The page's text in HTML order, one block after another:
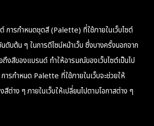
การกำหนดชุดสี (Palette) ที่ใช้ภายในเว็บไซต์
ดับต้น ๆ ในการดีไซน์หน้าเว็บ ซึ่งบางครั้งนอกจาก
ถึงสีของแบรนด์ ทำให้อารมณ์ของเว็บไซต์เป็นไป
ารกำหนด Palette ที่ใช้ภายในเว็บจะช่วยให้
ต่าง ๆ ภายในเว็บให้เปลี่ยนไปตามโอกาสต่าง ๆ